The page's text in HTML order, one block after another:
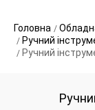
Головна
Ручний
Ручний